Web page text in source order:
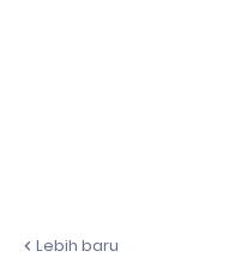
Lebih baru